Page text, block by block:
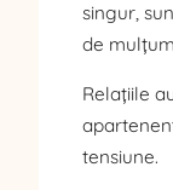
singur,
de
Relațiile
tensiune.